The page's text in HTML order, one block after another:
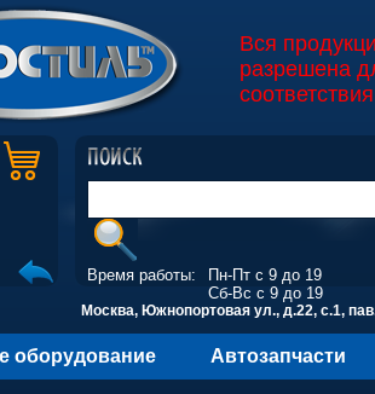
Вся
разрешена
Время работы:
Пн-Пт с 9 до 19
Сб-Вс с 9 до 19
Москва, Южнопортовая ул., д.22, с.1,
оборудование Автозапчасти